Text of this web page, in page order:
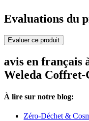
Evaluations du
Evaluer ce produit
avis en français
Weleda
À lire sur notre blog:
Zéro-Déchet &